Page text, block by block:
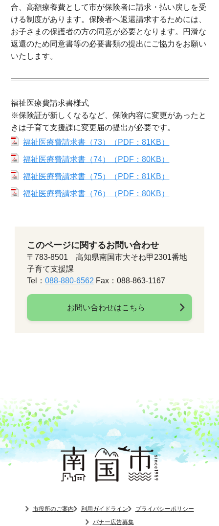
合、高額療養費として市が保険者に請求・払い戻しを受
ける制度があります。保険者へ返還請求するためには、
お子さまの保護者の方の同意が必要となります。円滑な
返還のため同意書等の必要書類の提出にご協力をお願い
いたします。
福祉医療費請求書様式
※保険証が新しくなるなど、保険内容に変更があったと
きは子育て支援課に変更届の提出が必要です。
福祉医療費請求書（73）（PDF：81KB）
福祉医療費請求書（74）（PDF：80KB）
福祉医療費請求書（75）（PDF：81KB）
福祉医療費請求書（76）（PDF：80KB）
このページに関するお問い合わせ
〒783-8501 高知県南国市大そね甲2301番地
子育て支援課
Tel：088-880-6562 Fax：088-863-1167
お問い合わせはこちら
市役所のご案内 利用ガイドライン
プライバシーポリシー
バナー広告募集